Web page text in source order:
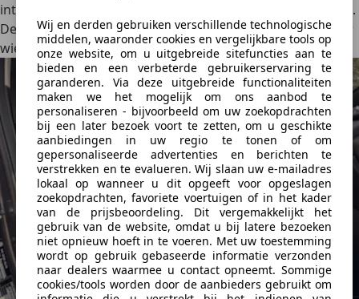
Wij en derden gebruiken verschillende technologische
middelen, waaronder cookies en vergelijkbare tools op
onze website, om u uitgebreide sitefuncties aan te
bieden en een verbeterde gebruikerservaring te
garanderen. Via deze uitgebreide functionaliteiten
maken we het mogelijk om ons aanbod te
personaliseren - bijvoorbeeld om uw zoekopdrachten
bij een later bezoek voort te zetten, om u geschikte
aanbiedingen in uw regio te tonen of om
gepersonaliseerde advertenties en berichten te
verstrekken en te evalueren. Wij slaan uw e-mailadres
lokaal op wanneer u dit opgeeft voor opgeslagen
zoekopdrachten, favoriete voertuigen of in het kader
van de prijsbeoordeling. Dit vergemakkelijkt het
gebruik van de website, omdat u bij latere bezoeken
niet opnieuw hoeft in te voeren. Met uw toestemming
wordt op gebruik gebaseerde informatie verzonden
naar dealers waarmee u contact opneemt. Sommige
cookies/tools worden door de aanbieders gebruikt om
interessant voor wie vooral goedkoop elektrisch wil rijden.
De 54 kWh Comfort is waarschijnlijk de slimste keuze voor
wie regelmatig langere ritten maakt.